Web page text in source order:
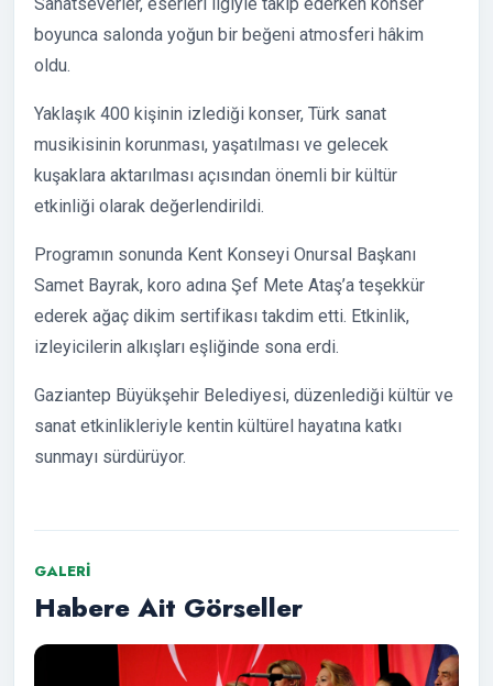
Sanatseverler, eserleri ilgiyle takip ederken konser
boyunca salonda yoğun bir beğeni atmosferi hâkim
oldu.
Yaklaşık 400 kişinin izlediği konser, Türk sanat
musikisinin korunması, yaşatılması ve gelecek
kuşaklara aktarılması açısından önemli bir kültür
etkinliği olarak değerlendirildi.
Programın sonunda Kent Konseyi Onursal Başkanı
Samet Bayrak, koro adına Şef Mete Ataş’a teşekkür
ederek ağaç dikim sertifikası takdim etti. Etkinlik,
izleyicilerin alkışları eşliğinde sona erdi.
Gaziantep Büyükşehir Belediyesi, düzenlediği kültür ve
sanat etkinlikleriyle kentin kültürel hayatına katkı
sunmayı sürdürüyor.
GALERI
Habere Ait Görseller